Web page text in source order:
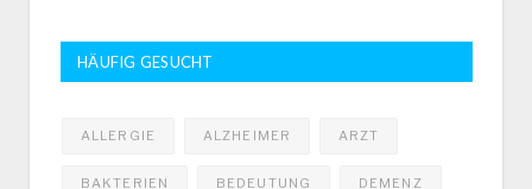
HÄUFIG GESUCHT
ALLERGIE ALZHEIMER ARZT
BAKTERIEN BEDEUTUNG DEMENZ